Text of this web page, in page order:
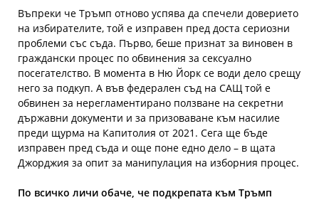
Въпреки че Тръмп отново успява да спечели доверието
на избирателите, той е изправен пред доста сериозни
проблеми със съда. Първо, беше признат за виновен в
граждански процес по обвинения за сексуално
посегателство. В момента в Ню Йорк се води дело срещу
него за подкуп. А във федерален съд на САЩ той е
обвинен за нерегламентирано ползване на секретни
държавни документи и за призоваване към насилие
преди щурма на Капитолия от 2021. Сега ще бъде
изправен пред съда и още поне едно дело – в щата
Джорджия за опит за манипулация на изборния процес.
По всичко личи обаче, че подкрепата към Тръмп